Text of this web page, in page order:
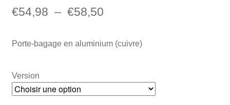
€54,98 – €58,50Plage
prix :
à
Porte-bagage en aluminium (cuivre)
Version